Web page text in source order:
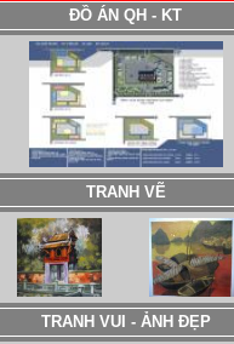
ĐỒ ÁN QH - KT
TRANH VẼ
TRANH VUI - ẢNH ĐẸP